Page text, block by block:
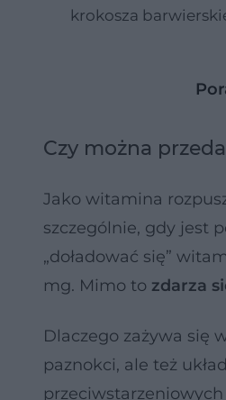
krokosza
Czy można
Jako witamina
szczególnie, gdy jest
„doładować się”
mg. Mimo to zdarza
Dlaczego zażywa się
paznokci, ale też